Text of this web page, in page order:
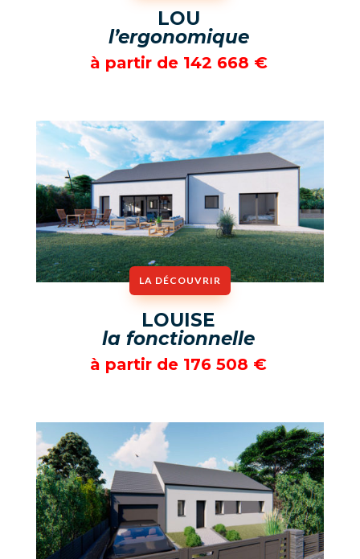
LOU
l’ergonomique
à partir de 142 668 €
LA DÉCOUVRIR
LOUISE
la fonctionnelle
à partir de 176 508 €